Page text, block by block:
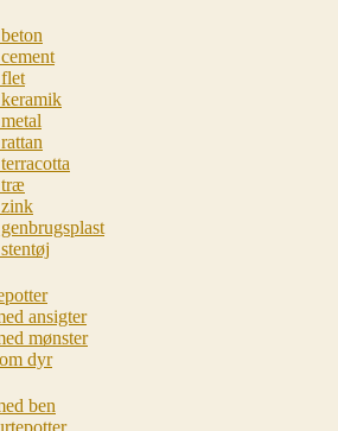
ansigter
mønster
dyr
ben